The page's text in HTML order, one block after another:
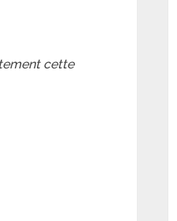
cette